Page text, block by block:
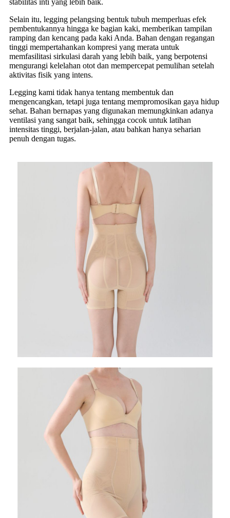
Selain itu, legging pelangsing bentuk tubuh memperluas efek
pembentukannya hingga ke bagian kaki, memberikan tampilan
ramping dan kencang pada kaki Anda. Bahan dengan regangan
tinggi mempertahankan kompresi yang merata untuk
memfasilitasi sirkulasi darah yang lebih baik, yang berpotensi
mengurangi kelelahan otot dan mempercepat pemulihan setelah
aktivitas fisik yang intens.
Legging kami tidak hanya tentang membentuk dan
mengencangkan, tetapi juga tentang mempromosikan gaya hidup
sehat. Bahan bernapas yang digunakan memungkinkan adanya
ventilasi yang sangat baik, sehingga cocok untuk latihan
intensitas tinggi, berjalan-jalan, atau bahkan hanya seharian
penuh dengan tugas.